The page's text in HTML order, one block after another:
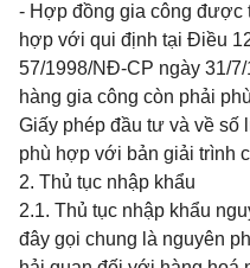
- Hợp đồng gia công được
hợp với qui định tại Điều
57/1998/NĐ-CP ngày 31/
hàng gia công còn phải
Giấy phép đầu tư và về số
phù hợp với bản giải trình
2. Thủ tục nhập khẩu
2.1. Thủ tục nhập khẩu
đây gọi chung là nguyên